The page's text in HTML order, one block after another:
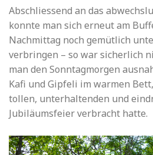
Abschliessend an das
konnte man sich erneut am
Nachmittag noch gemütlich
verbringen – so war sicherlich
man den Sonntagmorgen
Kafi und Gipfeli im warmen
tollen, unterhaltenden und
Jubiläumsfeier verbracht hatte.